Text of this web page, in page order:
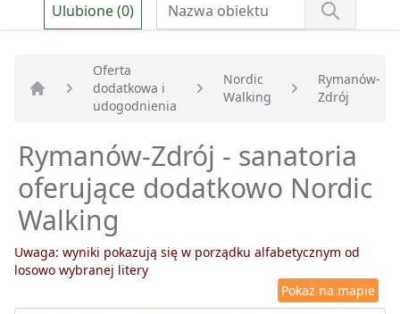
Ulubione (0)
Strona główna
Oferta
dodatkowa i
udogodnienia
Nordic
Walking
Rymanów-
Zdrój
Rymanów-Zdrój - sanatoria
oferujące dodatkowo Nordic
Walking
Uwaga: wyniki pokazują się w porządku alfabetycznym od
losowo wybranej litery
Pokaż na mapie